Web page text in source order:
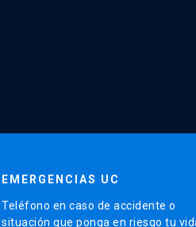
EMERGENCIAS UC
Teléfono en caso de accidente o
situación que ponga en riesgo tu